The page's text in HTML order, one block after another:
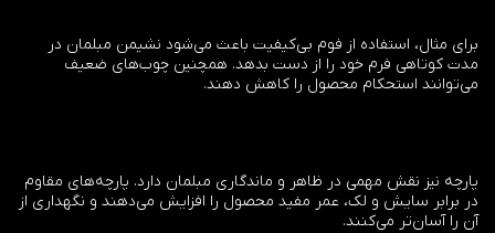
برای مثال، استفاده از فوم بی‌کیفیت باعث می‌شود نشیمن مبلمان در
مدت کوتاهی فرم خود را از دست بدهد. همچنین چوب‌های ضعیف
می‌توانند استحکام محصول را کاهش دهند.
پارچه نیز نقش مهمی در ظاهر و ماندگاری مبلمان دارد. پارچه‌های مقاوم
در برابر سایش و لک، عمر مفید محصول را افزایش می‌دهند و نگهداری از
آن را آسان‌تر می‌کنند.